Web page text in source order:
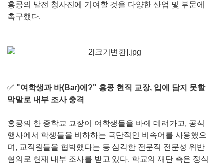
홍콩의 발전 청사진에 기여할 것을 다양한 산업 및 부문에
촉구했다.
✅ "여학생과 바(Bar)에?" 홍콩 현직 교장, 입에 담지 못할
막말로 내부 조사 충격
홍콩의 한 중학교 교장이 여학생들을 바에 데려가고, 공식
행사에서 학생들을 비하하는 극단적인 비속어를 사용했으
며, 교직원들을 협박했다는 등 심각한 전문직 전문성 위반
혐의로 현재 내부 조사를 받고 있다. 학교의 재단 측은 정식